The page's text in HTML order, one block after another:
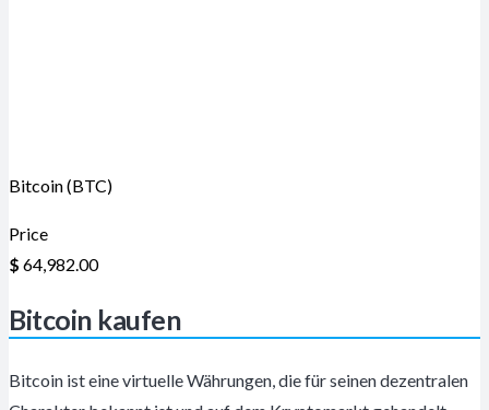
Bitcoin (BTC)
Price
$ 64,982.00
Bitcoin kaufen
Bitcoin ist eine virtuelle Währungen, die für seinen dezentralen